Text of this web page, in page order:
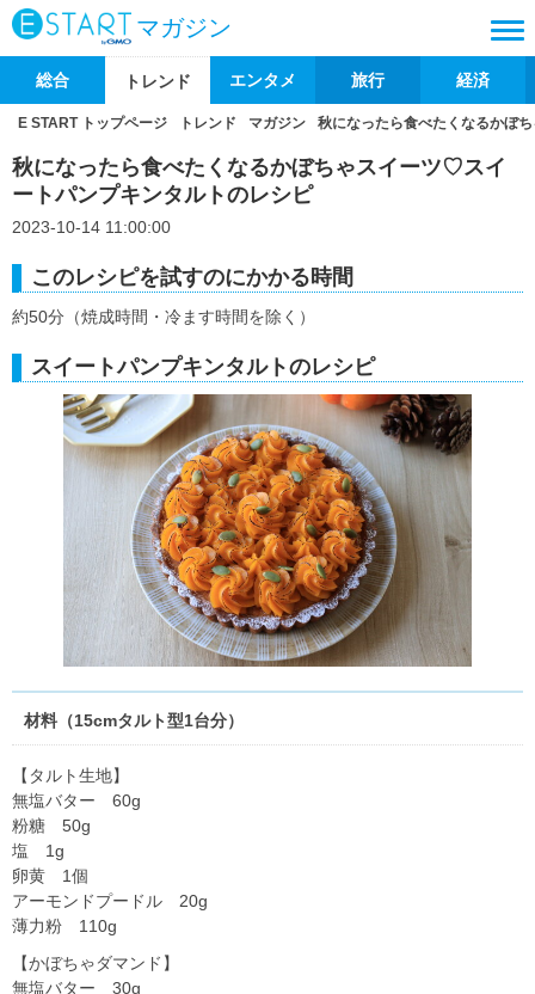
マガジン
総合 トレンド エンタメ 旅行 経済
E START トップページ トレンド マガジン 秋になったら食べたくなるかぼ
秋になったら食べたくなるかぼちゃスイーツ♡スイ
ートパンプキンタルトのレシピ
2023-10-14 11:00:00
このレシピを試すのにかかる時間
約50分（焼成時間・冷ます時間を除く）
スイートパンプキンタルトのレシピ
材料（15cmタルト型1台分）
【タルト生地】
無塩バター 60g
粉糖 50g
塩 1g
卵黄 1個
アーモンドプードル 20g
薄力粉 110g
【かぼちゃダマンド】
無塩バター 30g